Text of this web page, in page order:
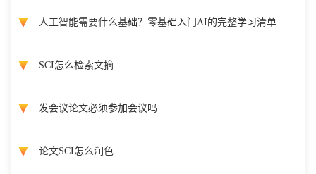
人工智能需要什么基础？零基础入门AI的完整学习清单
SCI怎么检索文摘
发会议论文必须参加会议吗
论文SCI怎么润色